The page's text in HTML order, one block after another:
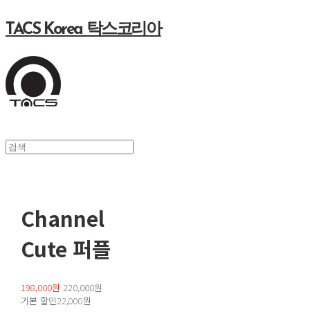
TACS Korea 탁스코리아
Channel
Cute 퍼플
198,000원 220,000원
기본 할인22,000원